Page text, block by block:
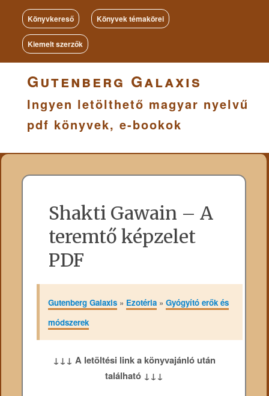
Könyvkereső Könyvek témakörei
Kiemelt szerzők
Gutenberg Galaxis
Ingyen letölthető magyar nyelvű
pdf könyvek, e-bookok
Shakti Gawain – A
teremtő képzelet
PDF
Gutenberg Galaxis» Ezotéria» Gyógyító erők és
módszerek
↓↓↓ A letöltési link a könyvajánló után
található ↓↓↓